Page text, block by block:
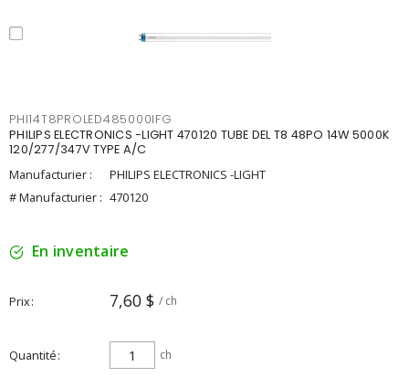
PHI14T8PROLED485000IFG
PHILIPS ELECTRONICS -LIGHT 470120 TUBE DEL T8 48PO 14W 5000K
120/277/347V TYPE A/C
Manufacturier :
PHILIPS ELECTRONICS -LIGHT
# Manufacturier : 470120
En inventaire
Prix 7,60 $ / ch
Quantité ch